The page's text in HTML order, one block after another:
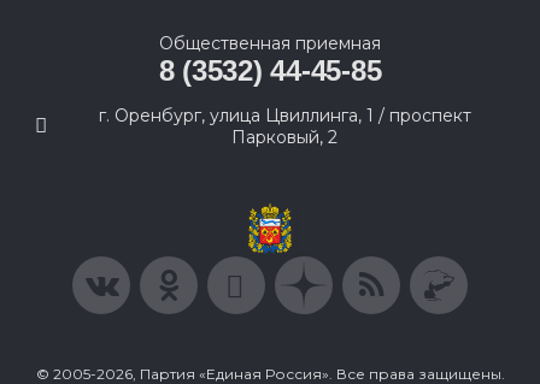
Общественная приемная
8 (3532) 44-45-85
г. Оренбург, улица Цвиллинга, 1 / проспект
Парковый, 2
© 2005-2026, Партия «Единая Россия». Все права защищены.